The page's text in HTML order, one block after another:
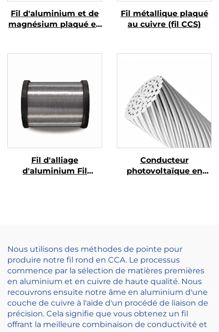
Fil d'aluminium et de
magnésium plaqué en
Fil métallique plaqué
au cuivre (fil CCS)
Fil d'alliage
d'aluminium Fil
Conducteur
photovoltaïque en
Nous utilisons des méthodes de pointe pour
produire notre fil rond en CCA. Le processus
commence par la sélection de matières premières
en aluminium et en cuivre de haute qualité. Nous
recouvrons ensuite notre âme en aluminium d'une
couche de cuivre à l'aide d'un procédé de liaison de
précision. Cela signifie que vous obtenez un fil
offrant la meilleure combinaison de conductivité et